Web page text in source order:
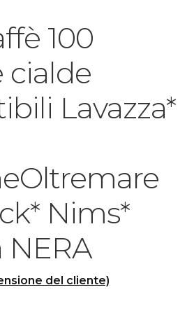
100
cialde
Lavazza*
Nims*
NERA
del cliente)